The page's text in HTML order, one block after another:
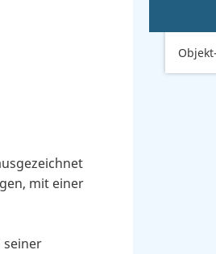
mit einer
seiner